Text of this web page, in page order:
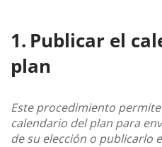
Publicar el
plan
Este procedimiento
calendario del plan para
de su elección o publicarlo